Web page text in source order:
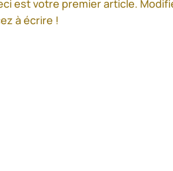
est votre premier article.
à écrire !